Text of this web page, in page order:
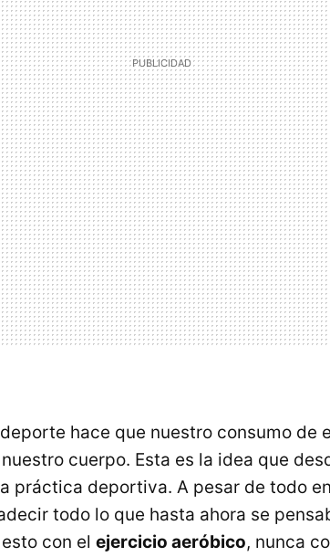
hace que nuestro consumo de
cuerpo. Esta es la idea que
práctica deportiva. A pesar de todo
todo lo que hasta ahora se
con el ejercicio aeróbico, nunca